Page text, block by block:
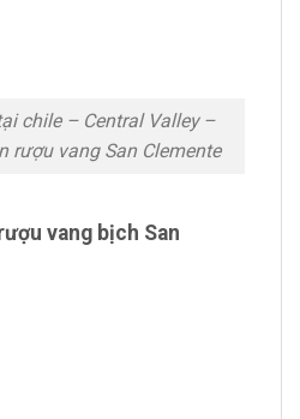
chile – Central Valley –
rượu vang San Clemente
vang bịch San